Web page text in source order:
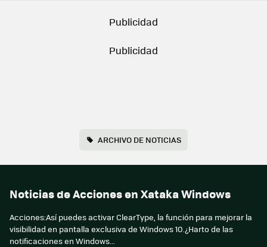
ARCHIVO DE NOTICIAS
Noticias de Acciones en Xataka Windows
Acciones:Así puedes activar ClearType, la función para mejorar la
visibilidad en pantalla exclusiva de Windows 10.¿Harto de las
notificaciones en Windows...